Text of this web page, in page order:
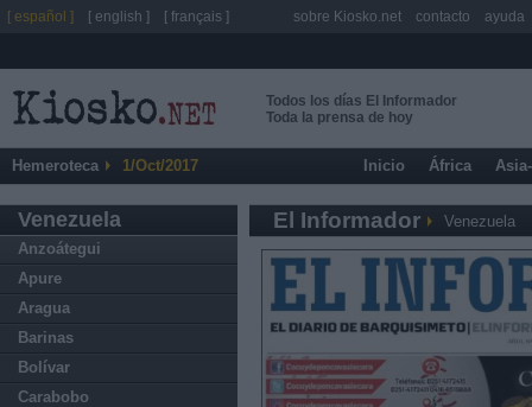
Todos los días El Informador
Toda la prensa de hoy
Hemeroteca 1/Oct/2017 Inicio África
Venezuela
Anzoátegui
Apure
Aragua
Barinas
Bolívar
Carabobo
El Informador Venezuela
[ español ] [ english ] [ français ] sobre Kiosko.net contacto ayuda